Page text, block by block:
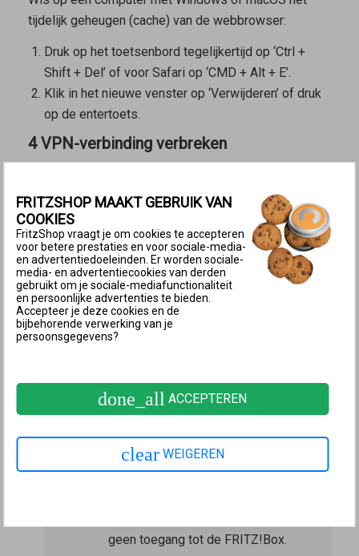
tijdelijk geheugen (cache) van de webbrowser:
Druk op het toetsenbord tegelijkertijd op ‘Ctrl +
Shift + Del’ of voor Safari op ‘CMD + Alt + E’.
Klik in het nieuwe venster op ‘Verwijderen’ of druk
op de entertoets.
4 VPN-verbinding verbreken
Privédoorgifte in iCloud
VPN) of een beveiligingssoftware met geïntegreerde
VPN (bijvoorbeeld Avast One, McAfee Total
Protection), kan de gebruikersinterface niet worden
geopend, omdat alle gegevensverkeer via de VPN-
verbinding naar de VPN-provider wordt gerouteerd:
Schakel de VPN-verbinding uit om de
gebruikersinterface te openen.
Koppel de FRITZ!Box gedurende 5 seconden los
Opmerking:De instellingen van de
geen toegang tot de FRITZ!Box.
FRITZSHOP MAAKT GEBRUIK VAN
COOKIES
FritzShop vraagt je om cookies te accepteren
voor betere prestaties en voor sociale-media-
en advertentiedoeleinden. Er worden sociale-
media- en advertentiecookies van derden
gebruikt om je sociale-mediafunctionaliteit
en persoonlijke advertenties te bieden.
Accepteer je deze cookies en de
bijbehorende verwerking van je
persoonsgegevens?
done_all ACCEPTEREN
clear WEIGEREN